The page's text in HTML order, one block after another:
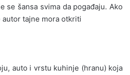
se šansa svima da pogađaju. Ako
tajne mora otkriti
auto i vrstu kuhinje (hranu) koja